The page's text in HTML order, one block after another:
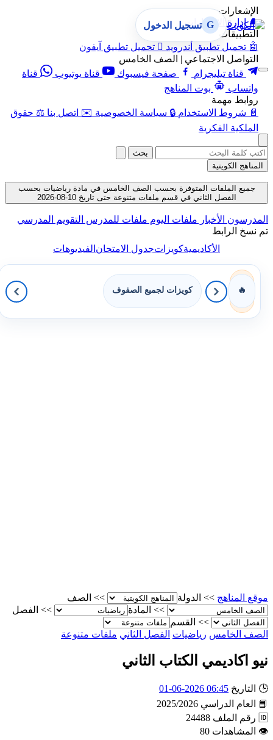
الإشعارات
🔔 إدارة الإشعارات
التطبيقات
🤖 تحميل تطبيق أندرويد  تحميل تطبيق آيفون
التواصل الاجتماعي | الصف الخامس
قناة تيليجرام
صفحة فيسبوك قناة يوتيوب
قناة
واتساب
بوت المناهج
روابط مهمة
📄 شروط الاستخدام 🔒 سياسة الخصوصية ✉️ اتصل بنا ⚖️ حقوق
الملكية الفكرية
G تسجيل الدخول
بحث
المناهج الكويتية
جميع الملفات المتوفرة بحسب الصف الخامس في مادة رياضيات بحسب
الفصل الثاني في قسم ملفات متنوعة حتى تاريخ 10-08-2026
المدرسون الأخبار ملفات اليوم ملفات للمدرس التقويم المدرسي
تم نسخ الرابط
الأكاديميةكويزاتجدول الامتحانالفيديوهات
🔥 كويزات لجميع الصفوف
موقع المناهج >> الدولة >>
الصف
>>
المادة >>
الفصل
>>
القسم
الصف الخامس رياضيات الفصل الثاني ملفات متنوعة
نيو اكاديمي الكتاب الثاني
🕒 التاريخ 06:45 2026-06-01
📘
العام الدراسي 2025/2026
🆔 رقم الملف 24488
👁
المشاهدات 80